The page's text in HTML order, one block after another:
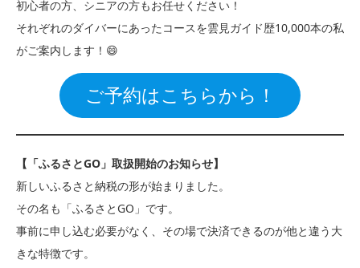
初心者の方、シニアの方もお任せください！
それぞれのダイバーにあったコースを雲見ガイド歴10,000本の私
がご案内します！😄
ご予約はこちらから！
【「ふるさとGO」取扱開始のお知らせ】
新しいふるさと納税の形が始まりました。
その名も「ふるさとGO」です。
事前に申し込む必要がなく、その場で決済できるのが他と違う大
きな特徴です。